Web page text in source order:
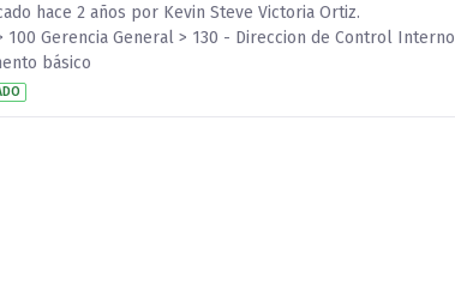
hace 2 años por Kevin Steve Victoria Ortiz.
100 Gerencia General > 130 - Direccion de Control Interno
básico